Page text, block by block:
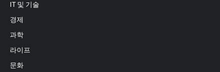
IT 및 기술
경제
과학
라이프
문화